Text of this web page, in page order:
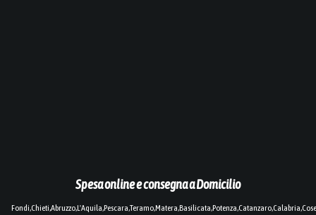
Spesa online e consegna a Domicilio